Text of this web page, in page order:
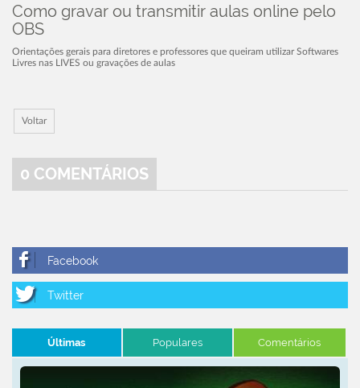
Como gravar ou transmitir aulas online pelo
OBS
Orientações gerais para diretores e professores que queiram utilizar Softwares
Livres nas LIVES ou gravações de aulas
Voltar
0 COMENTÁRIOS
Últimas Populares Comentários